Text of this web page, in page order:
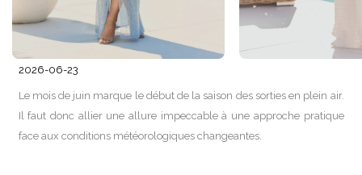
2026-06-23
Le mois de juin marque le début de la saison des sorties en plein air.
Il faut donc allier une allure impeccable à une approche pratique
face aux conditions météorologiques changeantes.